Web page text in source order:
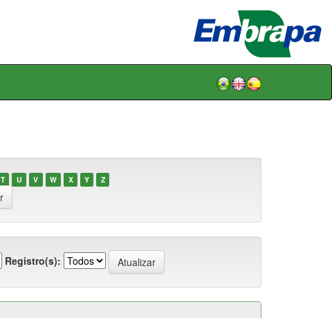
T U V W X Y Z
Registro(s):